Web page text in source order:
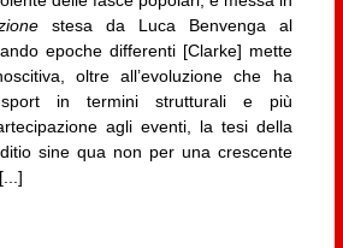
stesa da Luca Benvenga al
epoche differenti [Clarke] mette
oltre all’evoluzione che ha
sport in termini strutturali e più
agli eventi, la tesi della
sine qua non per una crescente